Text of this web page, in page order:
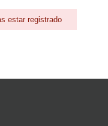
estar registrado